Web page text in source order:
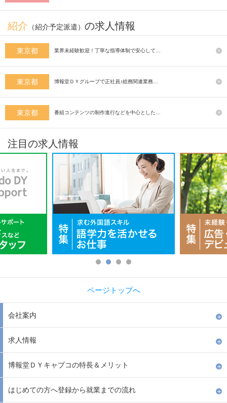
紹介 （紹介予定派遣） の求人情報
東京都 業界未経験歓迎！丁寧な指導体制で安心して…
東京都 博報堂ＤＹグループで正社員♪総務関連業務…
東京都 番組コンテンツの制作進行などを中心とした…
注目の求人情報
ページトップへ
会社案内
求人情報
博報堂ＤＹキャプコの特長＆メリット
はじめての方へ登録から就業までの流れ